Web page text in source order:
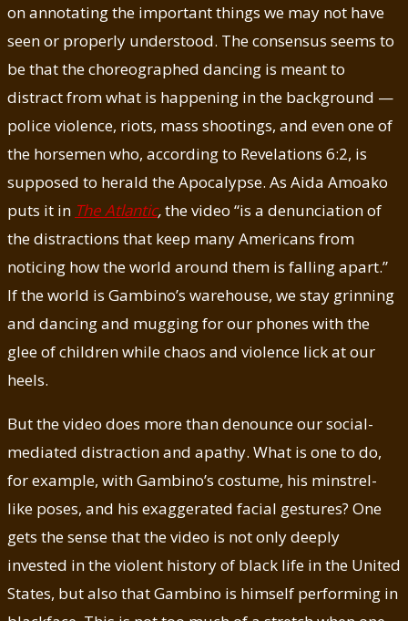
on annotating the important things we may not have
seen or properly understood. The consensus seems to
be that the choreographed dancing is meant to
distract from what is happening in the background —
police violence, riots, mass shootings, and even one of
the horsemen who, according to Revelations 6:2, is
supposed to herald the Apocalypse. As Aida Amoako
puts it in The Atlantic,the video “is a denunciation of
the distractions that keep many Americans from
noticing how the world around them is falling apart.”
If the world is Gambino’s warehouse, we stay grinning
and dancing and mugging for our phones with the
glee of children while chaos and violence lick at our
heels.
But the video does more than denounce our social-
mediated distraction and apathy. What is one to do,
for example, with Gambino’s costume, his minstrel-
like poses, and his exaggerated facial gestures? One
gets the sense that the video is not only deeply
invested in the violent history of black life in the United
States, but also that Gambino is himself performing in